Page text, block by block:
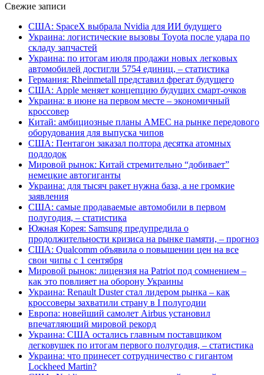
Свежие записи
США: SpaceX выбрала Nvidia для ИИ будущего
Украина: логистические вызовы Toyota после удара по
складу запчастей
Украина: по итогам июля продажи новых легковых
автомобилей достигли 5754 единиц, – статистика
Германия: Rheinmetall представил фрегат будущего
США: Apple меняет концепцию будущих смарт-очков
Украина: в июне на первом месте – экономичный
кроссовер
Китай: амбициозные планы AMEC на рынке передового
оборудования для выпуска чипов
США: Пентагон заказал полтора десятка атомных
подлодок
Мировой рынок: Китай стремительно “добивает”
немецкие автогиганты
Украина: для тысяч ракет нужна база, а не громкие
заявления
США: самые продаваемые автомобили в первом
полугодия, – статистика
Южная Корея: Samsung предупредила о
продолжительности кризиса на рынке памяти, – прогноз
США: Qualcomm объявила о повышении цен на все
свои чипы с 1 сентября
Мировой рынок: лицензия на Patriot под сомнением –
как это повлияет на оборону Украины
Украина: Renault Duster стал лидером рынка – как
кроссоверы захватили страну в I полугодии
Европа: новейший самолет Airbus установил
впечатляющий мировой рекорд
Украина: США остались главным поставщиком
легковушек по итогам первого полугодия, – статистика
Украина: что принесет сотрудничество с гигантом
Lockheed Martin?